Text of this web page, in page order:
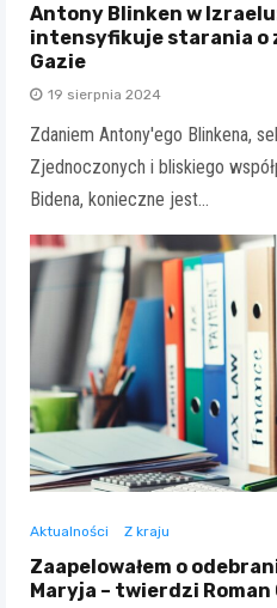
Antony Blinken w
intensyfikuje starania o
Gazie
19 sierpnia 2024
Zdaniem Antony'ego Blinkena,
Zjednoczonych i bliskiego
Bidena, konieczne jest…
Aktualności Z kraju
Zaapelowałem o
Maryja – twierdzi